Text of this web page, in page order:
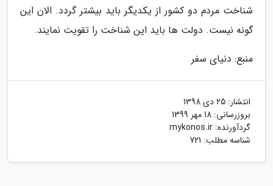
شناخت مردم دو کشور از یکدیگر باید بیشتر گردد. الان این
گونه نیست. دولت ها باید این شناخت را تقویت نمایند.
منبع: دنیای سفر
انتشار: 25 دی 1398
بروزرسانی: 18 مهر 1399
گردآورنده: mykonos.ir
شناسه مطلب: 721